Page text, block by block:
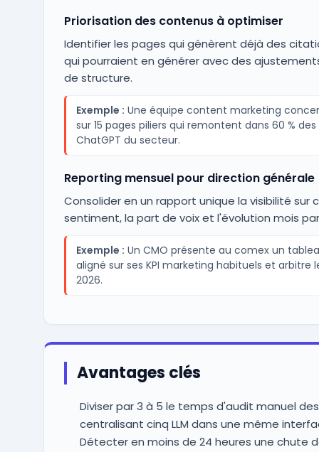
Priorisation des contenus à optimiser
Identifier les pages qui génèrent déjà des
qui pourraient en générer avec des
de structure.
Exemple : Une équipe content marketing
sur 15 pages piliers qui remontent dans 60 %
ChatGPT du secteur.
Reporting mensuel pour direction générale
Consolider en un rapport unique la visibilité sur
sentiment, la part de voix et l'évolution mois
Exemple : Un CMO présente au comex un
aligné sur ses KPI marketing habituels et arbitre
2026.
Avantages clés
Diviser par 3 à 5 le temps d'audit manuel
centralisant cinq LLM dans une même
Détecter en moins de 24 heures une chute